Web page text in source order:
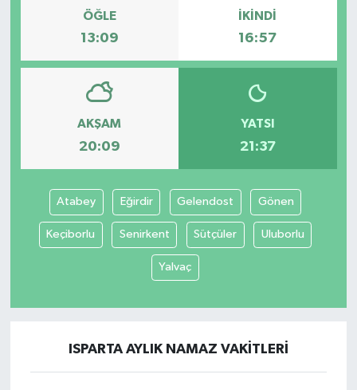
ÖĞLE
13:09
İKINDI
16:57
AKŞAM
20:09
YATSI
21:37
Atabey Eğirdir Gelendost Gönen
Keçiborlu Senirkent Sütçüler Uluborlu
Yalvaç
ISPARTA AYLIK NAMAZ VAKITLERI